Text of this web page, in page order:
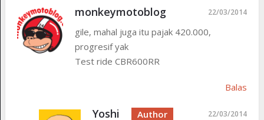
monkeymotoblog 22/03/2014
gile, mahal juga itu pajak 420.000,
progresif yak
Test ride CBR600RR
Balas
Yoshi 22/03/2014